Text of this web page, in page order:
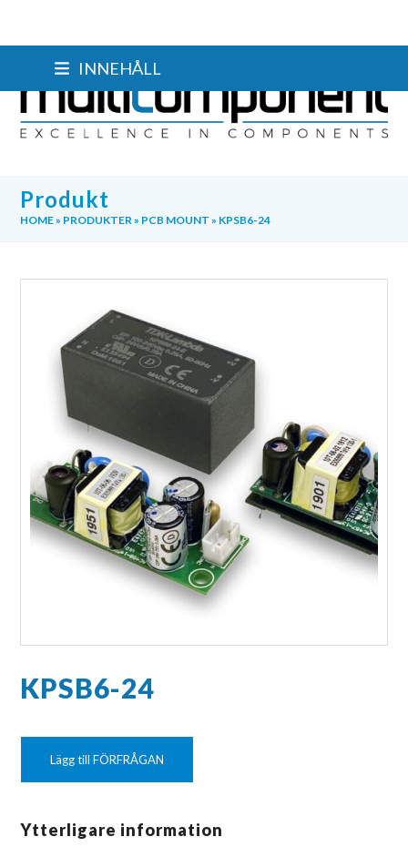
INNEHÅLL
Produkt
HOME» PRODUKTER» PCB MOUNT » KPSB6-24
KPSB6-24
Lägg till FÖRFRÅGAN
Ytterligare information